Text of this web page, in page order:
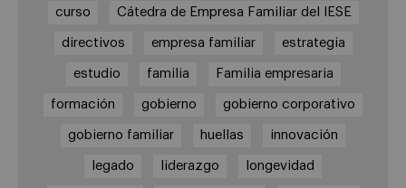
curso Cátedra de Empresa Familiar del IESE
directivos empresa familiar estrategia
estudio familia Familia empresaria
formación gobierno gobierno corporativo
gobierno familiar huellas innovación
legado liderazgo longevidad